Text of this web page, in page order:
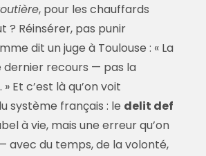
, pour les chauffards
? Réinsérer, pas punir
dit un juge à Toulouse : « La
dernier recours — pas la
Et c’est là qu’on voit
système français : le delit def
à vie, mais une erreur qu’on
avec du temps, de la volonté,